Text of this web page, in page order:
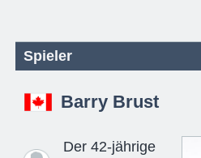
Spieler
Barry Brust
Der 42-jährige